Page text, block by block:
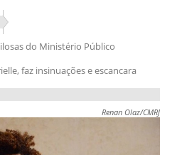
do Ministério Público
faz insinuações e escancara
Renan Olaz/CMRJ